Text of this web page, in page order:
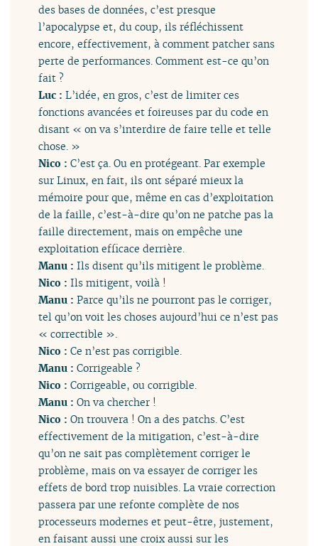
des bases de données, c’est presque
l’apocalypse et, du coup, ils réfléchissent
encore, effectivement, à comment patcher sans
perte de performances. Comment est-ce qu’on
fait ?
Luc :L’idée, en gros, c’est de limiter ces
fonctions avancées et foireuses par du code en
disant « on va s’interdire de faire telle et telle
chose. »
Nico :C’est ça. Ou en protégeant. Par exemple
sur Linux, en fait, ils ont séparé mieux la
mémoire pour que, même en cas d’exploitation
de la faille, c’est-à-dire qu’on ne patche pas la
faille directement, mais on empêche une
exploitation efficace derrière.
Manu :Ils disent qu’ils mitigent le problème.
Nico :Ils mitigent, voilà !
Manu :Parce qu’ils ne pourront pas le corriger,
tel qu’on voit les choses aujourd’hui ce n’est pas
« correctible ».
Nico :Ce n’est pas corrigible.
Manu :Corrigeable ?
Nico :Corrigeable, ou corrigible.
Manu :On va chercher !
Nico :On trouvera ! On a des patchs. C’est
effectivement de la mitigation, c’est-à-dire
qu’on ne sait pas complètement corriger le
problème, mais on va essayer de corriger les
effets de bord trop nuisibles. La vraie correction
passera par une refonte complète de nos
processeurs modernes et peut-être, justement,
en faisant aussi une croix aussi sur les